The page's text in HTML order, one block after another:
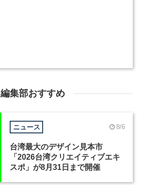
編集部おすすめ
ニュース 8/6
台湾最大のデザイン見本市
「2026台湾クリエイティブエキ
スポ」が8月31日まで開催